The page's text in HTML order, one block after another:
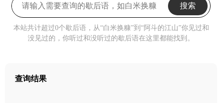
搜索
本站共计超过0个歇后语，从“白米换糠”到“阿斗的江山”你见过和
没见过的，你听过和没听过的歇后语在这里都能找到。
查询结果